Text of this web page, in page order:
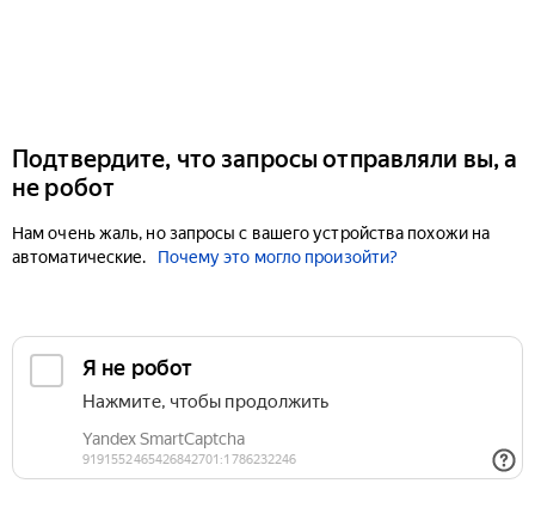
Подтвердите, что запросы отправляли вы, а
не робот
Нам очень жаль, но запросы с вашего устройства похожи на
автоматические.
Почему это могло произойти?